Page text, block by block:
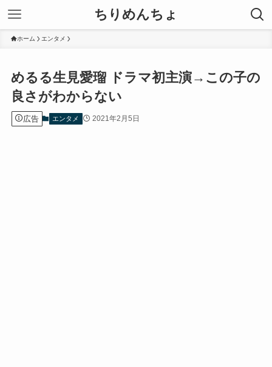
ちりめんちょ
ホーム エンタメ
めるる生見愛瑠 ドラマ初主演→この子の
良さがわからない
広告 エンタメ 2021年2月5日